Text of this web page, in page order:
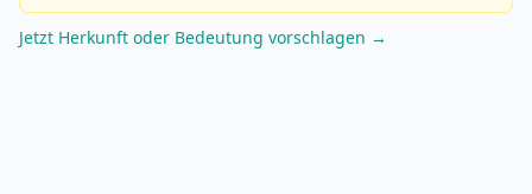
Jetzt Herkunft oder Bedeutung vorschlagen →